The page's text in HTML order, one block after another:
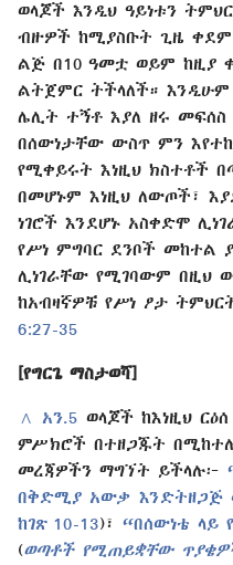
ወላጆች እንዲህ ዓይነቱን
ብዙዎች ከሚያስቡት ጊዜ
ልጅ በ10 ዓመቷ ወይም ከዚያ
ልትጀምር ትችላለች።
ሌሊት ተኝቶ እያለ ዘሩ
በሰውነታቸው ውስጥ ምን
የሚቀይሩት እነዚህ ክስተቶች
በመሆኑም እነዚህ ለውጦች፣
ነገሮች እንደሆኑ አስቀድሞ
የሥነ ምግባር ደንቦች መከተል
ሊነገራቸው የሚገባውም በዚህ
ከአብዛኛዎቹ የሥነ ፆታ
6:27-35
[የግርጌ ማስታወሻ]
^ አን.5 ወላጆች ከእነዚህ
ምሥክሮች በተዘጋጁት
መረጃዎችን ማግኘት ይችላሉ፦
በቅድሚያ አውቃ እንድትዘጋጅ
ከገጽ 10-13)፣ “በሰውነቴ ላይ
(ወጣቶች የሚጠይቋቸው